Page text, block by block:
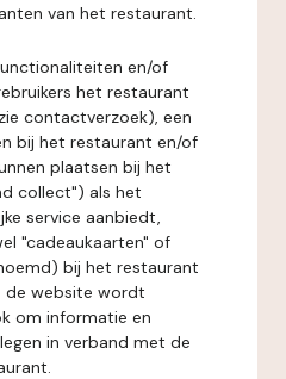
van het restaurant.
en/of
het restaurant
contactverzoek), een
bij het restaurant en/of
plaatsen bij het
collect") als het
service aanbiedt,
"cadeaukaarten" of
bij het restaurant
de website wordt
om informatie en
in verband met de